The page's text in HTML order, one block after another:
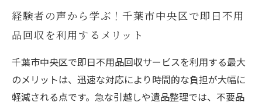
経験者の声から学ぶ！千葉市中央区で即日不用
品回収を利用するメリット
千葉市中央区で即日不用品回収サービスを利用する最大
のメリットは、迅速な対応により時間的な負担が大幅に
軽減される点です。急な引越しや遺品整理では、不要品